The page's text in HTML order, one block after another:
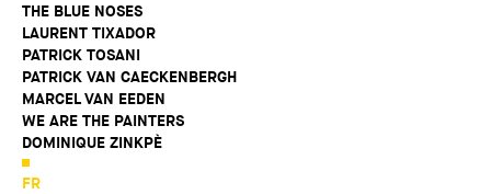
THE BLUE NOSES
LAURENT TIXADOR
PATRICK TOSANI
PATRICK VAN CAECKENBERGH
MARCEL VAN EEDEN
WE ARE THE PAINTERS
DOMINIQUE ZINKPÈ
FR